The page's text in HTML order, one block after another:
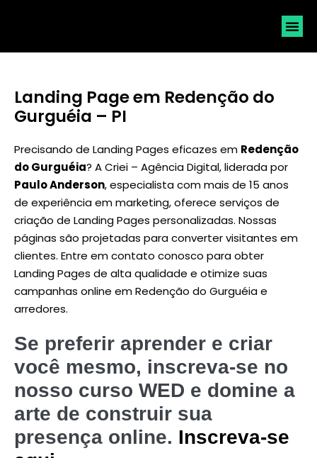
Landing Page em Redenção do
Gurguéia – PI
Precisando de Landing Pages eficazes em Redenção
do Gurguéia? A Criei – Agência Digital, liderada por
Paulo Anderson, especialista com mais de 15 anos
de experiência em marketing, oferece serviços de
criação de Landing Pages personalizadas. Nossas
páginas são projetadas para converter visitantes em
clientes. Entre em contato conosco para obter
Landing Pages de alta qualidade e otimize suas
campanhas online em Redenção do Gurguéia e
arredores.
Se preferir aprender e criar
você mesmo, inscreva-se no
nosso curso WED e domine a
arte de construir sua
presença online. Inscreva-se